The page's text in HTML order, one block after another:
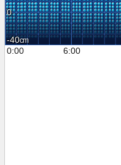
0
-40
0:00
6:00